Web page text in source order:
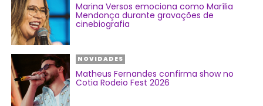
Marina Versos emociona como Marília
Mendonça durante gravações de
cinebiografia
NOVIDADES
Matheus Fernandes confirma show no
Cotia Rodeio Fest 2026